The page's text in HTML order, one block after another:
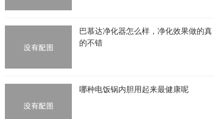
巴慕达净化器怎么样，净化效果做的真
的不错
哪种电饭锅内胆用起来最健康呢